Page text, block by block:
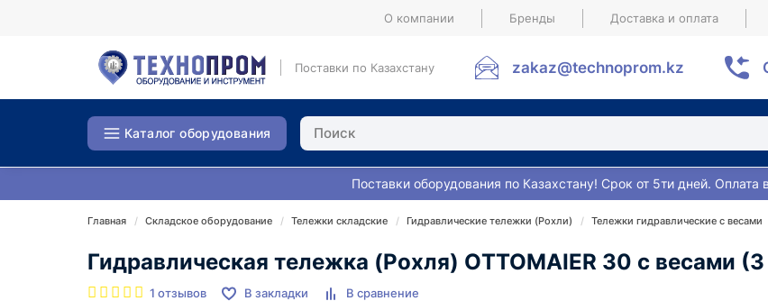
О компании Бренды Доставка и оплата
Поставки по Казахстану zakaz@technoprom.kz
Каталог оборудования
Поставки оборудования по Казахстану! Срок от 5ти дней. Оплата
Главная Складское оборудование Тележки складские Гидравлические тележки (Рохли) Тележки гидравлические с весами
Гидравлическая тележка (Рохля) ОTTOМAIER 30 с весами (3
1 отзывов В закладки В сравнение